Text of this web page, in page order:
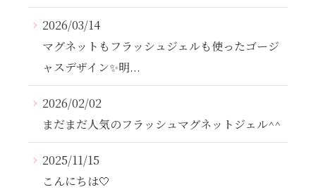
2026/03/14
マグネットもフラッシュジェルも使ったゴージ
ャスデザイン✨️明...
2026/02/02
まだまだ人気のフラッシュマグネットジェル^^
2025/11/15
こんにちは‎🤍